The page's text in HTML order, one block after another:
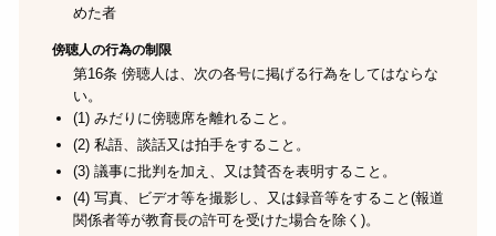
めた者
傍聴人の行為の制限
第16条 傍聴人は、次の各号に掲げる行為をしてはならな
い。
(1) みだりに傍聴席を離れること。
(2) 私語、談話又は拍手をすること。
(3) 議事に批判を加え、又は賛否を表明すること。
(4) 写真、ビデオ等を撮影し、又は録音等をすること(報道
関係者等が教育長の許可を受けた場合を除く)。